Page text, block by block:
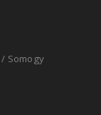
/ Somogy